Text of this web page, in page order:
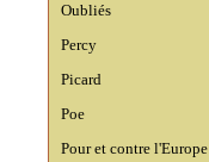
Oubliés
Percy
Picard
Poe
Pour et contre l'Europe